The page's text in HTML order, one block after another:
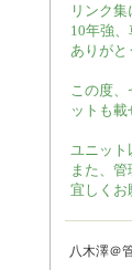
リンク集
10年強
ありがと
この度、
ットも載
ユニット
また、
宜しくお
八木澤＠